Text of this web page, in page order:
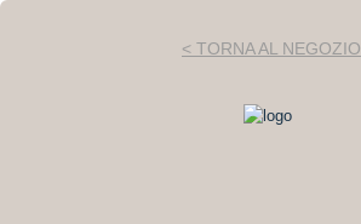
< TORNA AL NEGOZIO